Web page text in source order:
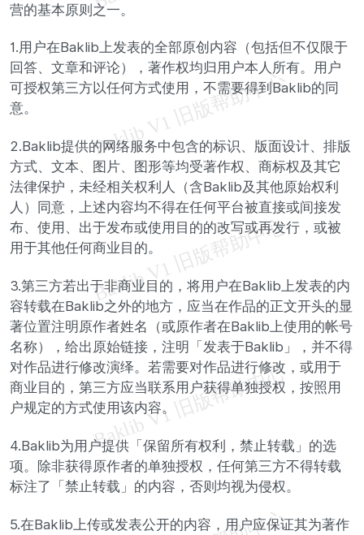
营的基本原则之一。
1.用户在Baklib上发表的全部原创内容（包括但不仅限于
回答、文章和评论），著作权均归用户本人所有。用户
可授权第三方以任何方式使用，不需要得到Baklib的同
意。
2.Baklib提供的网络服务中包含的标识、版面设计、排版
方式、文本、图片、图形等均受著作权、商标权及其它
法律保护，未经相关权利人（含Baklib及其他原始权利
人）同意，上述内容均不得在任何平台被直接或间接发
布、使用、出于发布或使用目的的改写或再发行，或被
用于其他任何商业目的。
3.第三方若出于非商业目的，将用户在Baklib上发表的内
容转载在Baklib之外的地方，应当在作品的正文开头的显
著位置注明原作者姓名（或原作者在Baklib上使用的帐号
名称），给出原始链接，注明「发表于Baklib」，并不得
对作品进行修改演绎。若需要对作品进行修改，或用于
商业目的，第三方应当联系用户获得单独授权，按照用
户规定的方式使用该内容。
4.Baklib为用户提供「保留所有权利，禁止转载」的选
项。除非获得原作者的单独授权，任何第三方不得转载
标注了「禁止转载」的内容，否则均视为侵权。
5.在Baklib上传或发表公开的内容，用户应保证其为著作